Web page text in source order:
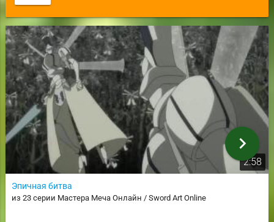
2:58
Эпичная битва
из 23 серии Мастера Меча Онлайн / Sword Art Online
chevron_right